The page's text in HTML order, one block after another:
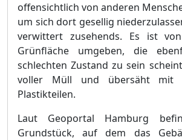
offensichtlich von anderen
um sich dort gesellig
verwittert zusehends. Es ist
Grünfläche umgeben, die
schlechten Zustand zu sein
voller Müll und übersäht mit
Plastikteilen.
Laut Geoportal Hamburg
Grundstück, auf dem das Gebä